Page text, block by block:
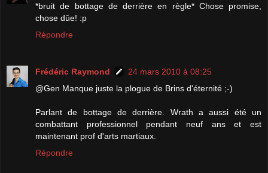
*bruit de bottage de derrière en règle* Chose promise,
chose dûe! :p
Répondre
Frédéric Raymond
24 mars 2010 à 08:25
@Gen Manque juste la plogue de Brins d'éternité ;-)
Parlant de bottage de derrière. Wrath a aussi été un
combattant professionnel pendant neuf ans et est
maintenant prof d'arts martiaux.
Répondre